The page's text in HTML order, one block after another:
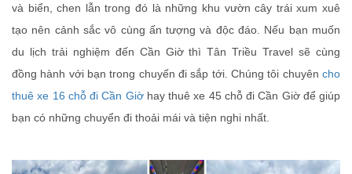
và biển, chen lẫn trong đó là những khu vườn cây trái xum xuê
tạo nên cảnh sắc vô cùng ấn tượng và độc đáo. Nếu bạn muốn
du lịch trải nghiệm đến Cần Giờ thì Tân Triều Travel sẽ cùng
đồng hành với bạn trong chuyến đi sắp tới. Chúng tôi chuyên cho
thuê xe 16 chỗ đi Cần Giờhay thuê xe 45 chỗ đi Cần Giờ để giúp
bạn có những chuyển đi thoải mái và tiện nghi nhất.